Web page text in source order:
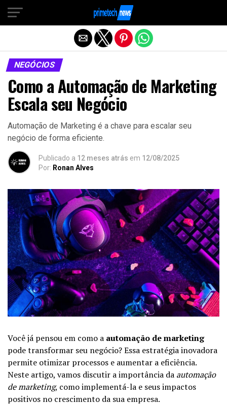
NEGÓCIOS
Como a Automação de Marketing
Escala seu Negócio
Automação de Marketing é a chave para escalar seu
negócio de forma eficiente.
Publicado a 12 meses atrás em 12/08/2025
Por: Ronan Alves
Você já pensou em como a automação de marketing
pode transformar seu negócio? Essa estratégia inovadora
permite otimizar processos e aumentar a eficiência.
Neste artigo, vamos discutir a importância da automação
de marketing, como implementá-la e seus impactos
positivos no crescimento da sua empresa.
Sair da versão mobile